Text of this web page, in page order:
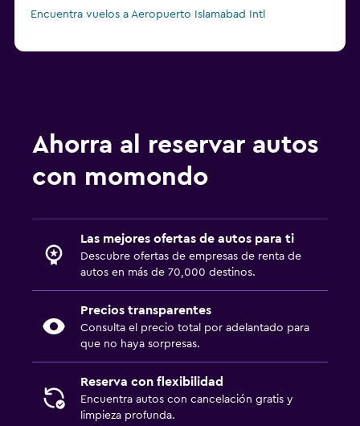
Encuentra vuelos a Aeropuerto Islamabad Intl
Ahorra al reservar autos
con momondo
Las mejores ofertas de autos para ti
Descubre ofertas de empresas de renta de
autos en más de 70,000 destinos.
Precios transparentes
Consulta el precio total por adelantado para
que no haya sorpresas.
Reserva con flexibilidad
Encuentra autos con cancelación gratis y
limpieza profunda.